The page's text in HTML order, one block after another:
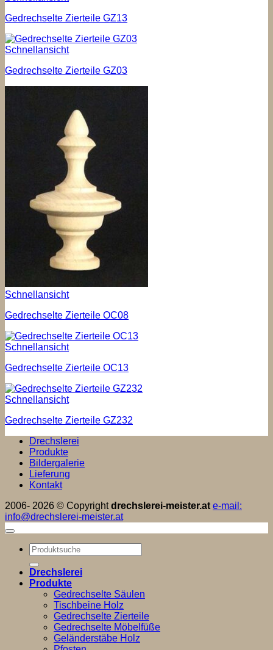
Gedrechselte Zierteile GZ13
Schnellansicht
Gedrechselte Zierteile GZ03
Schnellansicht
Gedrechselte Zierteile OC08
Schnellansicht
Gedrechselte Zierteile OC13
Schnellansicht
Gedrechselte Zierteile GZ232
Drechslerei
Produkte
Bildergalerie
Lieferung
Kontakt
2006- 2026 © Copyrightdrechslerei-meister.at e-mail:
info@drechslerei-meister.at
Suchen
nach:
Drechslerei
Produkte
Gedrechselte Säulen
Tischbeine Holz
Gedrechselte Zierteile
Gedrechselte Möbelfüße
Geländerstäbe Holz